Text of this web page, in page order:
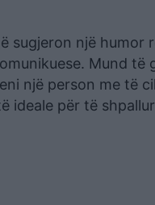
sugjeron një humor
Mund të
një person me të
ideale për të